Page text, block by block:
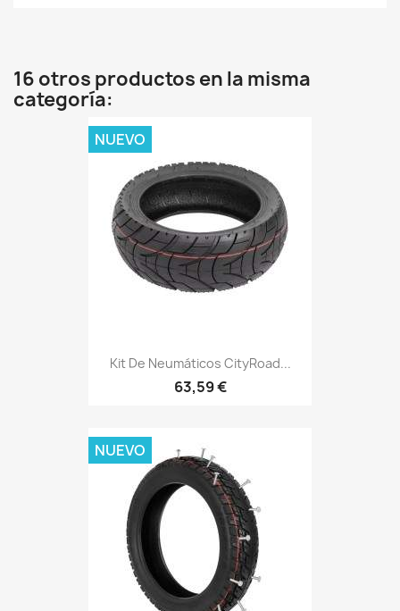
16 otros productos en la misma
categoría:
Kit De Neumáticos CityRoad...
63,59 €
NUEVO
NUEVO